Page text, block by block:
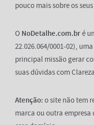
pouco mais sobre os
O NoDetalhe.com.bré
22.026.064/0001-02),
principal missão gerar
suas dúvidas com
Atenção: o site não tem
marca ou outra